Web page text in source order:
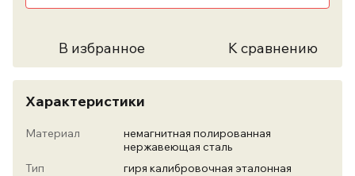
В избранное К сравнению
Характеристики
Материал
немагнитная полированная
нержавеющая сталь
Тип
гиря калибровочная эталонная